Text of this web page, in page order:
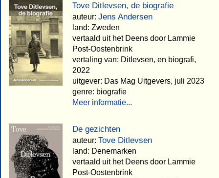
Tove Ditlevsen, de biografie
auteur: Jens Andersen
land: Zweden
vertaald uit het Deens door Lammie
Post-Oostenbrink
vertaling van: Ditlevsen, en biografi,
2022
uitgever: Das Mag Uitgevers, juli 2023
genre: biografie
Meer informatie...
De gezichten
auteur: Tove Ditlevsen
land: Denemarken
vertaald uit het Deens door Lammie
Post-Oostenbrink